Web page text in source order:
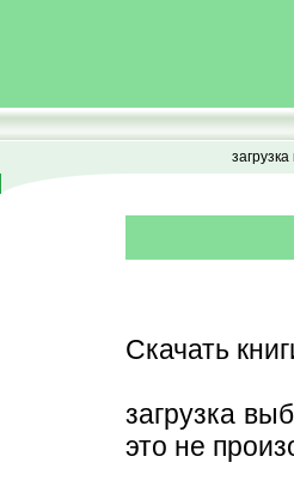
Скачать
загрузка
это не